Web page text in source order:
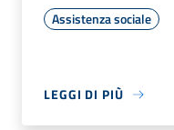
Assistenza sociale
LEGGI DI PIÙ